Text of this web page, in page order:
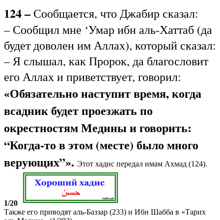
124 – Сообщается, что Джабир сказал:
– Сообщил мне ‘Умар ибн аль-Хаттаб (да
будет доволен им Аллах), который сказал:
– Я слышал, как Пророк, да благословит
его Аллах и приветствует, говорил:
«Обязательно наступит время, когда
всадник будет проезжать по
окрестностям Медины и говорить:
“Когда-то в этом (месте) было много
верующих”». Этот хадис передал имам Ахмад (124).
1/20
Также его приводят аль-Баззар (233) и Ибн Шабба в «Тарих